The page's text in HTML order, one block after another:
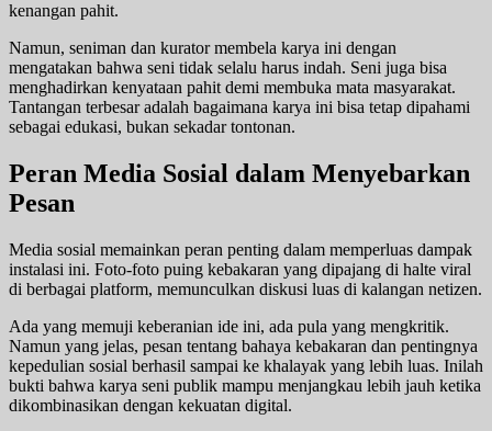
kenangan pahit.
Namun, seniman dan kurator membela karya ini dengan
mengatakan bahwa seni tidak selalu harus indah. Seni juga bisa
menghadirkan kenyataan pahit demi membuka mata masyarakat.
Tantangan terbesar adalah bagaimana karya ini bisa tetap dipahami
sebagai edukasi, bukan sekadar tontonan.
Peran Media Sosial dalam Menyebarkan
Pesan
Media sosial memainkan peran penting dalam memperluas dampak
instalasi ini. Foto-foto puing kebakaran yang dipajang di halte viral
di berbagai platform, memunculkan diskusi luas di kalangan netizen.
Ada yang memuji keberanian ide ini, ada pula yang mengkritik.
Namun yang jelas, pesan tentang bahaya kebakaran dan pentingnya
kepedulian sosial berhasil sampai ke khalayak yang lebih luas. Inilah
bukti bahwa karya seni publik mampu menjangkau lebih jauh ketika
dikombinasikan dengan kekuatan digital.